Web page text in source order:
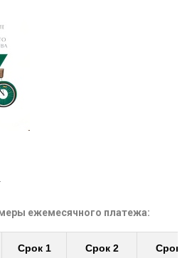
ежемесячного платежа:
Срок 1
Срок 2
Срок 3